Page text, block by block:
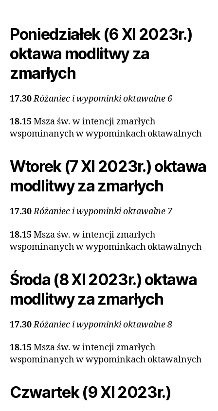
Poniedziałek (6 XI 2023r.)
oktawa modlitwy za
zmarłych
17.30Różaniec i wypominki oktawalne 6
18.15 Msza św. w intencji zmarłych
wspominanych w wypominkach oktawalnych
Wtorek (7 XI 2023r.) oktawa
modlitwy za zmarłych
17.30Różaniec i wypominki oktawalne 7
18.15 Msza św. w intencji zmarłych
wspominanych w wypominkach oktawalnych
Środa (8 XI 2023r.) oktawa
modlitwy za zmarłych
17.30Różaniec i wypominki oktawalne 8
18.15 Msza św. w intencji zmarłych
wspominanych w wypominkach oktawalnych
Czwartek (9 XI 2023r.)